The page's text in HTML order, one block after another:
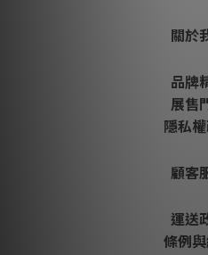
關於
品牌
展售
隱私
顧客
運送
條例與